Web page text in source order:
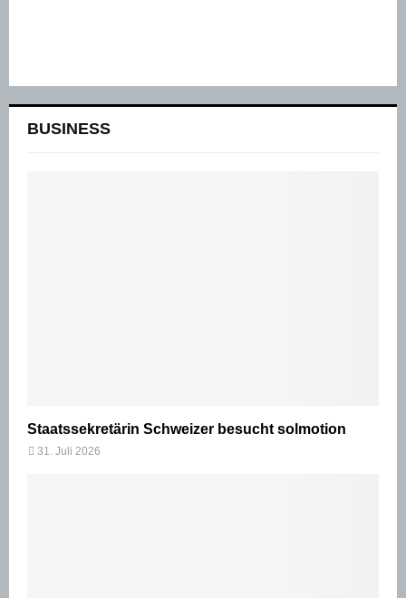
BUSINESS
Staatssekretärin Schweizer besucht solmotion
31. Juli 2026